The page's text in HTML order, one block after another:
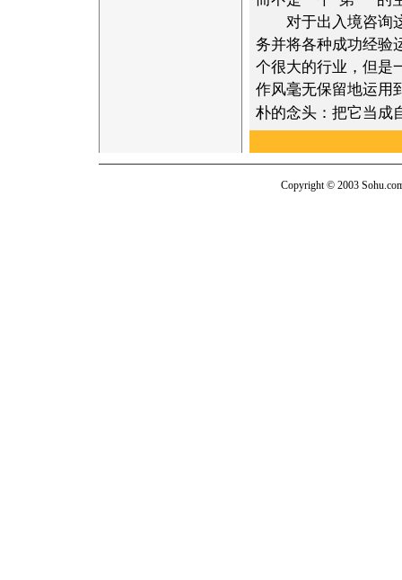
对于出入境咨询这
务并将各种成功经验
个很大的行业，但是
作风毫无保留地运用
朴的念头：把它当成
Copyright © 2003